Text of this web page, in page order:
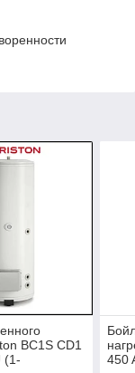
BC1S CD1
(1-
450